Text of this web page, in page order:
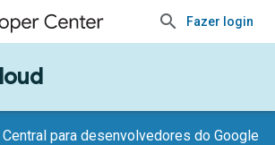
Fazer login
Central para desenvolvedores do Google